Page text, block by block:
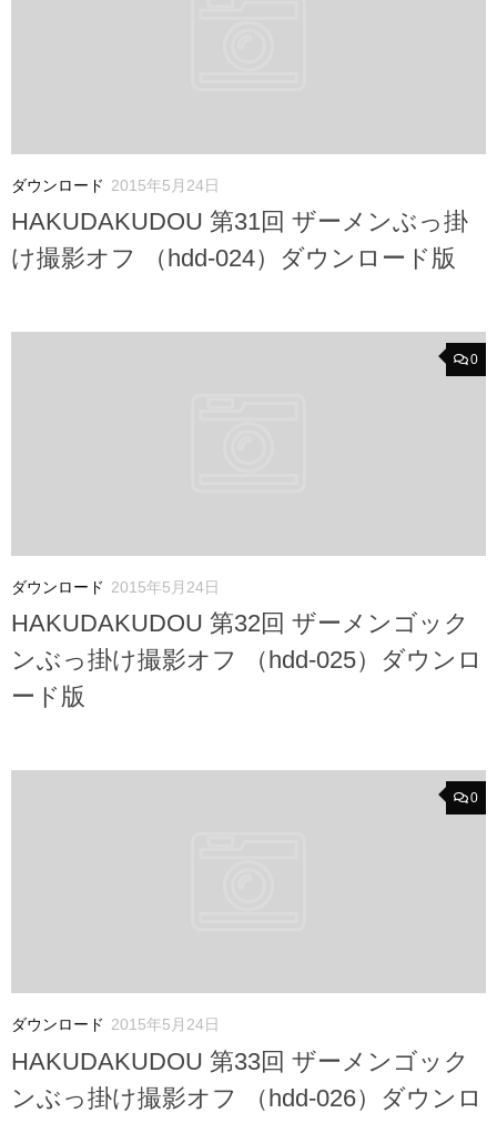
ダウンロード 2015年5月24日
HAKUDAKUDOU 第31回 ザーメンぶっ掛
け撮影オフ （hdd-024）ダウンロード版
0
ダウンロード 2015年5月24日
HAKUDAKUDOU 第32回 ザーメンゴック
ンぶっ掛け撮影オフ （hdd-025）ダウンロ
ード版
0
ダウンロード 2015年5月24日
HAKUDAKUDOU 第33回 ザーメンゴック
ンぶっ掛け撮影オフ （hdd-026）ダウンロ